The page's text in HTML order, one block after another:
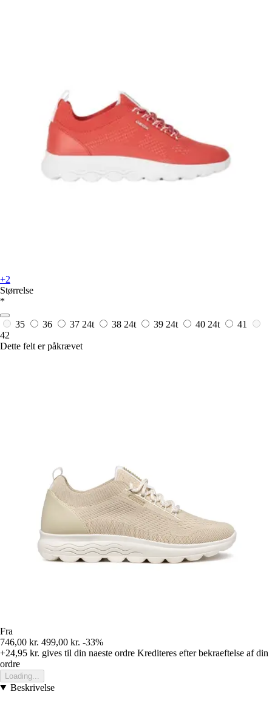
+2
Størrelse
*
35 36 37 24t 38 24t 39 24t 40 24t
41
42
Dette felt er påkrævet
Fra
746,00 kr. 499,00 kr. -33%
+24,95 kr. gives til din naeste ordre Krediteres efter bekraeftelse af din
ordre
Loading...
Beskrivelse